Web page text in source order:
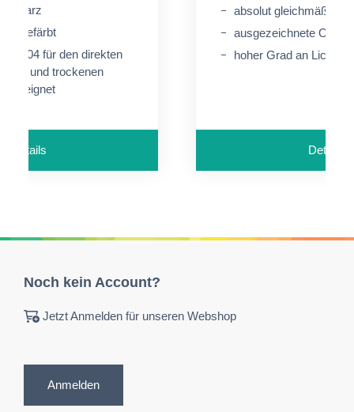
2004 für den direkten
und trockenen
geeignet
Details
absolut gleichmäßige
ausgezeichnete
hoher Grad an
Details
Noch kein Account?
Jetzt Anmelden für unseren Webshop
Anmelden